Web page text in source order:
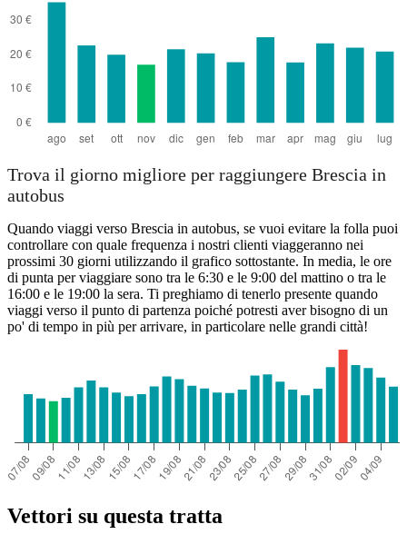
Trova il giorno migliore per raggiungere Brescia in
autobus
Quando viaggi verso Brescia in autobus, se vuoi evitare la folla puoi
controllare con quale frequenza i nostri clienti viaggeranno nei
prossimi 30 giorni utilizzando il grafico sottostante. In media, le ore
di punta per viaggiare sono tra le 6:30 e le 9:00 del mattino o tra le
16:00 e le 19:00 la sera. Ti preghiamo di tenerlo presente quando
viaggi verso il punto di partenza poiché potresti aver bisogno di un
po' di tempo in più per arrivare, in particolare nelle grandi città!
Vettori su questa tratta